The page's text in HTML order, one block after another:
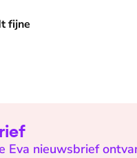
fijne
Eva nieuwsbrief